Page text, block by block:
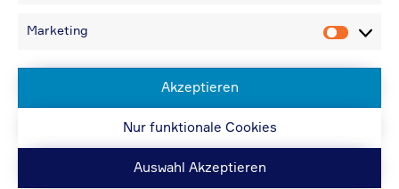
Marketing
Akzeptieren
Nur funktionale Cookies
Auswahl Akzeptieren
Bei Angabe von USt-IdNr und Bestellungen
| Website: ORIS